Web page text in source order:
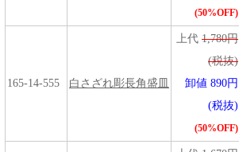
(50%OFF)
165-14-555 白さざれ彫長角盛皿
上代 1,780円
(税抜)
卸値 890円
(税抜)
(50%OFF)